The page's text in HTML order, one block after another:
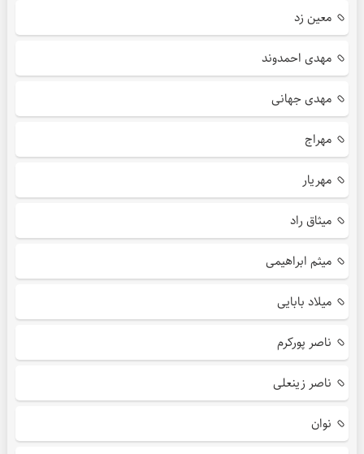
معین زد
مهدی احمدوند
مهدی جهانی
مهراج
مهریار
میثاق راد
میثم ابراهیمی
میلاد بابایی
ناصر پورکرم
ناصر زینعلی
نوان